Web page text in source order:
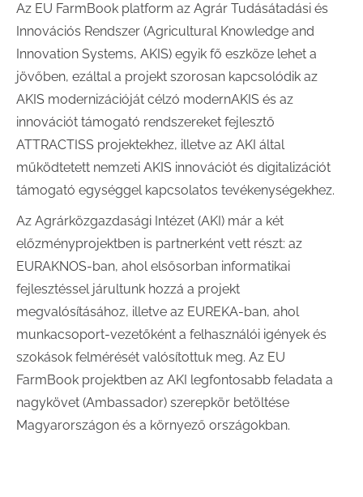
Az EU FarmBook platform az Agrár Tudásátadási és
Innovációs Rendszer (Agricultural Knowledge and
Innovation Systems, AKIS) egyik fő eszköze lehet a
jövőben, ezáltal a projekt szorosan kapcsolódik az
AKIS modernizációját célzó modernAKIS és az
innovációt támogató rendszereket fejlesztő
ATTRACTISS projektekhez, illetve az AKI által
működtetett nemzeti AKIS innovációt és digitalizációt
támogató egységgel kapcsolatos tevékenységekhez.
Az Agrárközgazdasági Intézet (AKI) már a két
előzményprojektben is partnerként vett részt: az
EURAKNOS-ban, ahol elsősorban informatikai
fejlesztéssel járultunk hozzá a projekt
megvalósításához, illetve az EUREKA-ban, ahol
munkacsoport-vezetőként a felhasználói igények és
szokások felmérését valósítottuk meg. Az EU
FarmBook projektben az AKI legfontosabb feladata a
nagykövet (Ambassador) szerepkör betöltése
Magyarországon és a környező országokban.